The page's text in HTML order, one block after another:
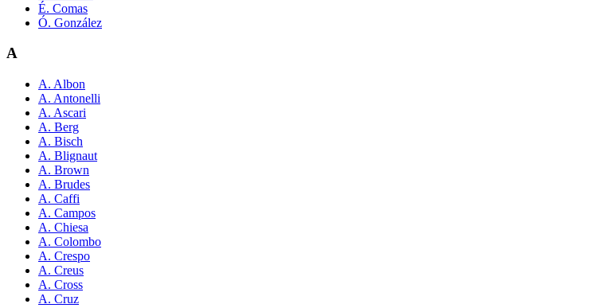
É. Comas
Ó. González
A
A. Albon
A. Antonelli
A. Ascari
A. Berg
A. Bisch
A. Blignaut
A. Brown
A. Brudes
A. Caffi
A. Campos
A. Chiesa
A. Colombo
A. Crespo
A. Creus
A. Cross
A. Cruz